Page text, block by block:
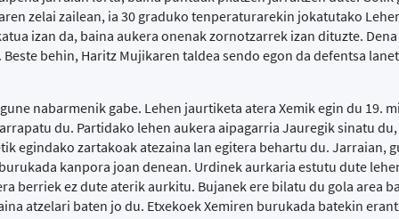
zelai zailean, ia 30 graduko tenperaturarekin jokatutako
izan da, baina aukera onenak zornotzarrek izan dituzte.
behin, Haritz Mujikaren taldea sendo egon da defentsa
nabarmenik gabe. Lehen jaurtiketa atera Xemik egin du 19.
du. Partidako lehen aukera aipagarria Jauregik sinatu
egindako zartakoak atezaina lan egitera behartu du. Jarraian,
kanpora joan denean. Urdinek aurkaria estutu dute
berriek ez dute aterik aurkitu. Bujanek ere bilatu du gola area
atzelari baten jo du. Etxekoek Xemiren burukada batekin